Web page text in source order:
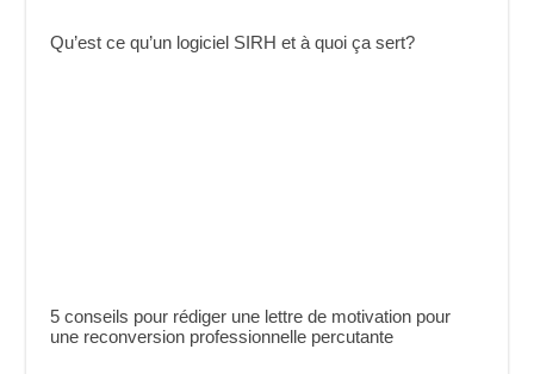
Qu’est ce qu’un logiciel SIRH et à quoi ça sert?
5 conseils pour rédiger une lettre de motivation pour
une reconversion professionnelle percutante